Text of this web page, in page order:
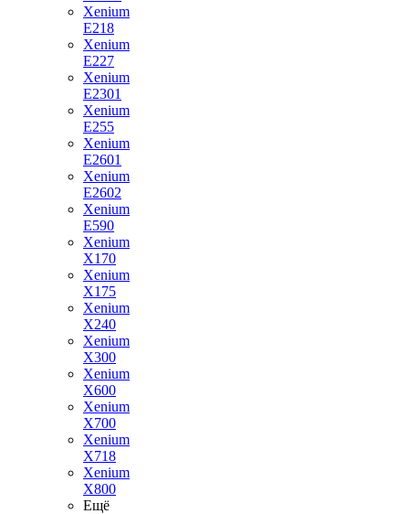
Xenium
E218
Xenium
E227
Xenium
E2301
Xenium
E255
Xenium
E2601
Xenium
E2602
Xenium
E590
Xenium
X170
Xenium
X175
Xenium
X240
Xenium
X300
Xenium
X600
Xenium
X700
Xenium
X718
Xenium
X800
Ещё